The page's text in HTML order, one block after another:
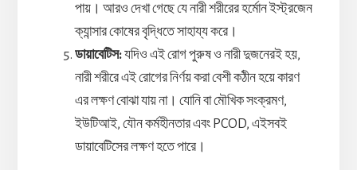
পায়। আরও দেখা গেছে যে নারী শরীরের হর্মোন ইস্ট্রজেন
ক্যান্সার কোষের বৃদ্ধিতে সাহায্য করে।
ডায়াবেটিস:যদিও এই রোগ পুরুষ ও নারী দুজনেরই হয়,
নারী শরীরে এই রোগের নির্ণয় করা বেশী কঠীন হয়ে কারণ
এর লক্ষণ বোঝা যায় না। যোনি বা মৌখিক সংক্রমণ,
ইউটিআই, যৌন কর্মহীনতার এবং PCOD, এইসবই
ডায়াবেটিসের লক্ষণ হতে পারে।